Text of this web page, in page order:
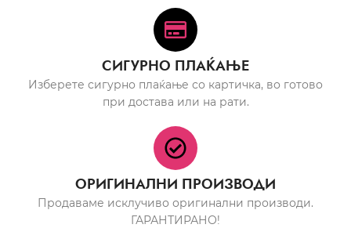
СИГУРНО ПЛАЌАЊЕ
Изберете сигурно плаќање со картичка, во готово
при достава или на рати.
ОРИГИНАЛНИ ПРОИЗВОДИ
Продаваме исклучиво оригинални производи.
ГАРАНТИРАНО!